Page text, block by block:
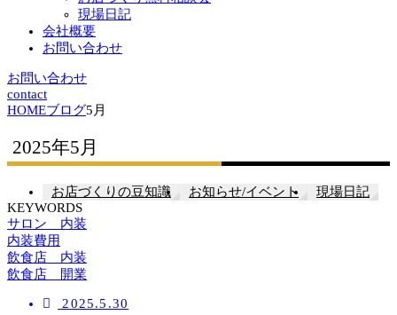
現場日記
会社概要
お問い合わせ
お問い合わせ
contact
HOMEブログ5月
2025年5月
お店づくりの豆知識 お知らせ/イベント
現場日記
KEYWORDS
サロン 内装
内装費用
飲食店 内装
飲食店 開業
2025.5.30